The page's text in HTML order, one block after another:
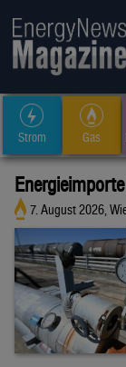
Strom Gas
7. August 2026,